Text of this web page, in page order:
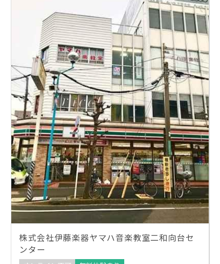
株式会社伊藤楽器ヤマハ音楽教室二和向台セ
ンター